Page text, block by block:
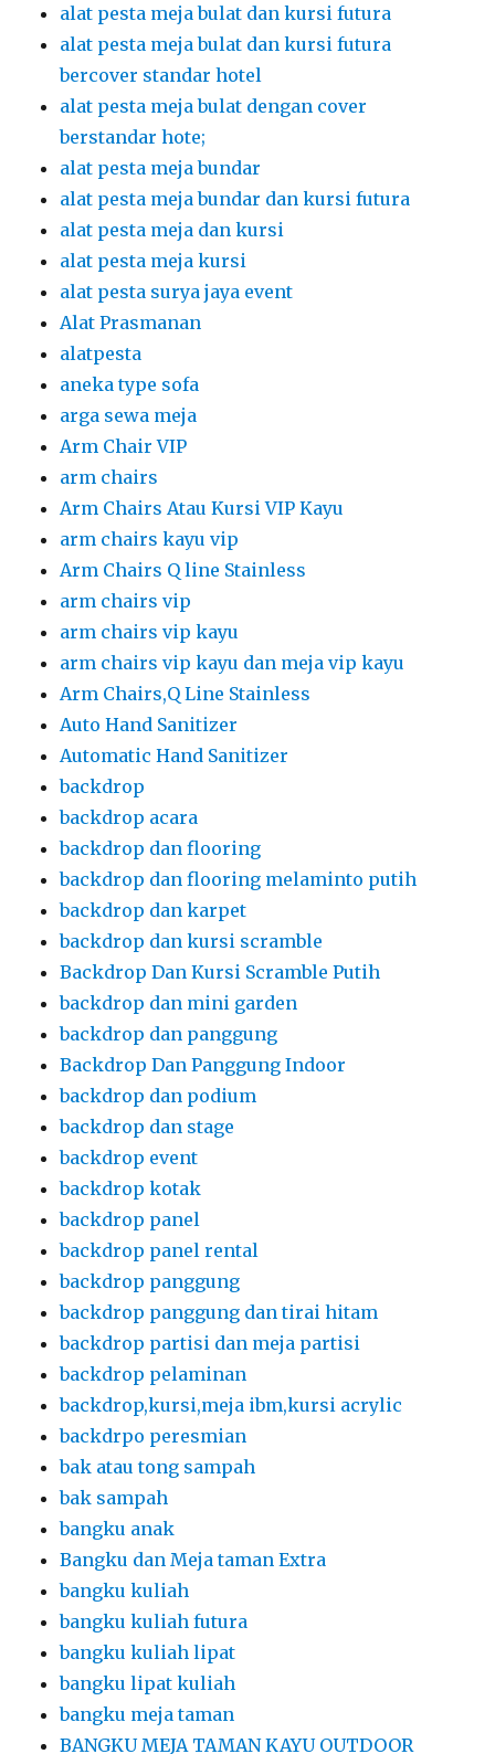
alat pesta meja bulat dan kursi futura
alat pesta meja bulat dan kursi futura
bercover standar hotel
alat pesta meja bulat dengan cover
berstandar hote;
alat pesta meja bundar
alat pesta meja bundar dan kursi futura
alat pesta meja dan kursi
alat pesta meja kursi
alat pesta surya jaya event
Alat Prasmanan
alatpesta
aneka type sofa
arga sewa meja
Arm Chair VIP
arm chairs
Arm Chairs Atau Kursi VIP Kayu
arm chairs kayu vip
Arm Chairs Q line Stainless
arm chairs vip
arm chairs vip kayu
arm chairs vip kayu dan meja vip kayu
Arm Chairs,Q Line Stainless
Auto Hand Sanitizer
Automatic Hand Sanitizer
backdrop
backdrop acara
backdrop dan flooring
backdrop dan flooring melaminto putih
backdrop dan karpet
backdrop dan kursi scramble
Backdrop Dan Kursi Scramble Putih
backdrop dan mini garden
backdrop dan panggung
Backdrop Dan Panggung Indoor
backdrop dan podium
backdrop dan stage
backdrop event
backdrop kotak
backdrop panel
backdrop panel rental
backdrop panggung
backdrop panggung dan tirai hitam
backdrop partisi dan meja partisi
backdrop pelaminan
backdrop,kursi,meja ibm,kursi acrylic
backdrpo peresmian
bak atau tong sampah
bak sampah
bangku anak
Bangku dan Meja taman Extra
bangku kuliah
bangku kuliah futura
bangku kuliah lipat
bangku lipat kuliah
bangku meja taman
BANGKU MEJA TAMAN KAYU OUTDOOR